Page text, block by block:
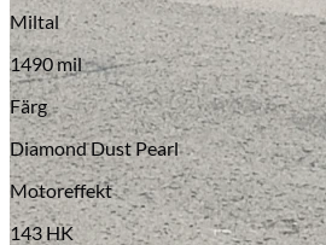
Laga stenskott
Miltal
1490 mil
Färg
Diamond Dust Pearl
Motoreffekt
143 HK